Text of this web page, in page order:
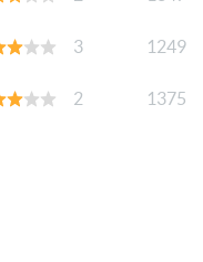
3 1249
2 1375